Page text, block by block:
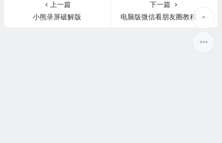
上一篇
小熊录屏破解版
下一篇
电脑版微信看朋友圈教程突破内测限制